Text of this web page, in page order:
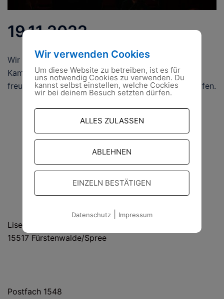
19.11.2022
Wir danken dem Ortsverband Seelow für die treue
Kameradschaftlichkeit und für die Einladung dieses
freudige Ereignis gemeinsam mit euch teilen zu dürfen.
HAUS- UND LIEFERANSCHRIFT
Lise-Meitner-Straße 12
15517 Fürstenwalde/Spree
Postfach 1548
Wir verwenden Cookies
Um diese Website zu betreiben, ist es für
uns notwendig Cookies zu verwenden. Du
kannst selbst einstellen, welche Cockies
wir bei deinem Besuch setzten dürfen.
ALLES ZULASSEN
ABLEHNEN
EINZELN BESTÄTIGEN
Datenschutz| Impressum